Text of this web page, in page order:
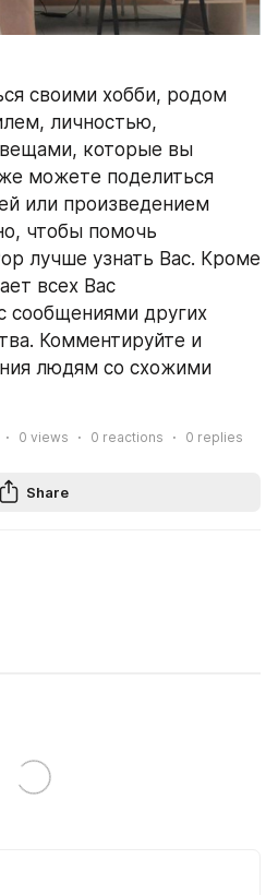
своими хобби, родом
личностью,
которые вы
можете поделиться
или произведением
чтобы помочь
лучше узнать Вас. Кроме
всех Вас
сообщениями других
Комментируйте и
людям со схожими
0 views 0 reactions 0 replies
Share